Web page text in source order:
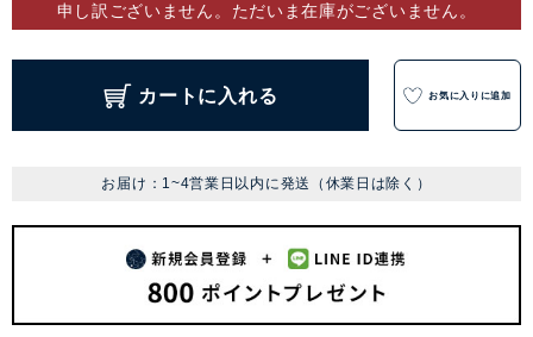
申し訳ございません。ただいま在庫がございません。
カートに入れる お気に入りに追加
お届け：1~4営業日以内に発送（休業日は除く）